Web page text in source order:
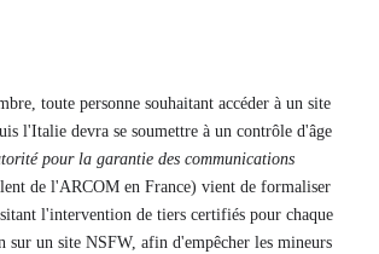
toute personne souhaitant accéder à un site
l'Italie devra se soumettre à un contrôle d'âge
pour la garantie des communications
de l'ARCOM en France) vient de formaliser
l'intervention de tiers certifiés pour chaque
sur un site NSFW, afin d'empêcher les mineurs